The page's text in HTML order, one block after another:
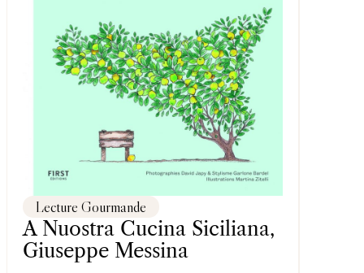
Lecture Gourmande
A Nuostra Cucina Siciliana,
Giuseppe Messina